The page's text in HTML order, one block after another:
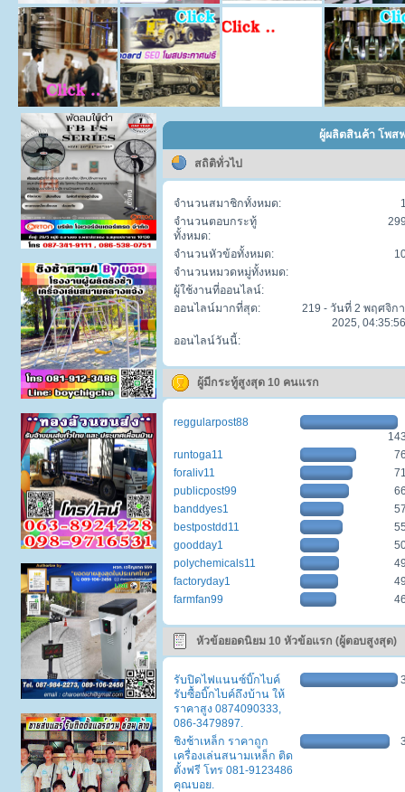
ผู้ผลิตสินค้า โพส
สถิติทั่วไป
จำนวนสมาชิกทั้งหมด:
จำนวนตอบกระทู้
ทั้งหมด:
จำนวนหัวข้อทั้งหมด:
จำนวนหมวดหมู่ทั้งหมด:
ผู้ใช้งานที่ออนไลน์:
ออนไลน์มากที่สุด:
219 - วันที่ 2 พฤศจิก
2025,
ออนไลน์วันนี้:
ผู้มีกระทู้สูงสุด 10 คนแรก
reggularpost88
runtoga11
foraliv11
publicpost99
banddyes1
bestpostdd11
goodday1
polychemicals11
factoryday1
farmfan99
หัวข้อยอดนิยม 10 หัวข้อแรก (ผู้ตอบสูงสุด)
รับปิดไฟแนนซ์บิ๊กไบค์
รับซื้อบิ๊กไบค์ถึงบ้าน ให้
ราคาสูง 0874090333,
086-3479897.
ชิงช้าเหล็ก ราคาถูก
เครื่องเล่นสนามเหล็ก ติด
ตั้งฟรี โทร 081-9123486
คุณบอย.